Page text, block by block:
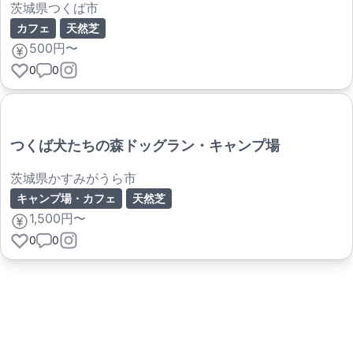
茨城県つくば市
カフェ 天然芝
500円〜
0 0
つくば犬たちの森ドッグラン・キャンプ場
茨城県かすみがうら市
キャンプ場・カフェ 天然芝
1,500円〜
0 0